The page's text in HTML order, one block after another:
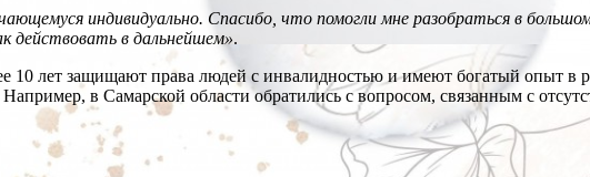
индивидуально. Спасибо, что помогли мне разобраться в
действовать в дальнейшем».
10 лет защищают права людей с инвалидностью и имеют богатый опыт в
в Самарской области обратились с вопросом, связанным с